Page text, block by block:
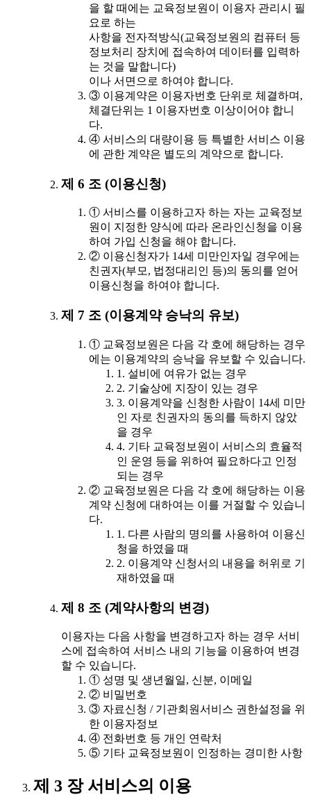
을 할 때에는 교육정보원이 이용자 관리시 필
요로 하는
사항을 전자적방식(교육정보원의 컴퓨터 등
정보처리 장치에 접속하여 데이터를 입력하
는 것을 말합니다)
이나 서면으로 하여야 합니다.
③ 이용계약은 이용자번호 단위로 체결하며,
체결단위는 1 이용자번호 이상이어야 합니
다.
④ 서비스의 대량이용 등 특별한 서비스 이용
에 관한 계약은 별도의 계약으로 합니다.
제 6 조 (이용신청)
① 서비스를 이용하고자 하는 자는 교육정보
원이 지정한 양식에 따라 온라인신청을 이용
하여 가입 신청을 해야 합니다.
② 이용신청자가 14세 미만인자일 경우에는
친권자(부모, 법정대리인 등)의 동의를 얻어
이용신청을 하여야 합니다.
제 7 조 (이용계약 승낙의 유보)
① 교육정보원은 다음 각 호에 해당하는 경우
에는 이용계약의 승낙을 유보할 수 있습니다.
1. 설비에 여유가 없는 경우
2. 기술상에 지장이 있는 경우
3. 이용계약을 신청한 사람이 14세 미만
인 자로 친권자의 동의를 득하지 않았
을 경우
4. 기타 교육정보원이 서비스의 효율적
인 운영 등을 위하여 필요하다고 인정
되는 경우
② 교육정보원은 다음 각 호에 해당하는 이용
계약 신청에 대하여는 이를 거절할 수 있습니
다.
1. 다른 사람의 명의를 사용하여 이용신
청을 하였을 때
2. 이용계약 신청서의 내용을 허위로 기
재하였을 때
제 8 조 (계약사항의 변경)
이용자는 다음 사항을 변경하고자 하는 경우 서비
스에 접속하여 서비스 내의 기능을 이용하여 변경
할 수 있습니다.
① 성명 및 생년월일, 신분, 이메일
② 비밀번호
③ 자료신청 / 기관회원서비스 권한설정을 위
한 이용자정보
④ 전화번호 등 개인 연락처
⑤ 기타 교육정보원이 인정하는 경미한 사항
제 3 장 서비스의 이용